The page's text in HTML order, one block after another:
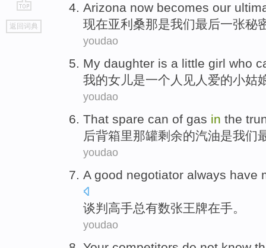
go
top
返回词典
Arizona now becomes our
现在亚利桑那是我们最后一张秘
youdao
My daughter is a little girl who
我的女儿是一个 人 见人爱的小姑
youdao
That spare can of gas in the
后背箱里那罐剩余的汽油是我们
youdao
A good negotiator always have
谈判 高手总有数张王牌在手。
youdao